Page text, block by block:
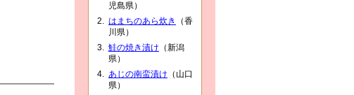
児島県）
はまちのあら炊き
（香
川県）
鮭の焼き漬け （新潟
県）
あじの南蛮漬け （山口
県）